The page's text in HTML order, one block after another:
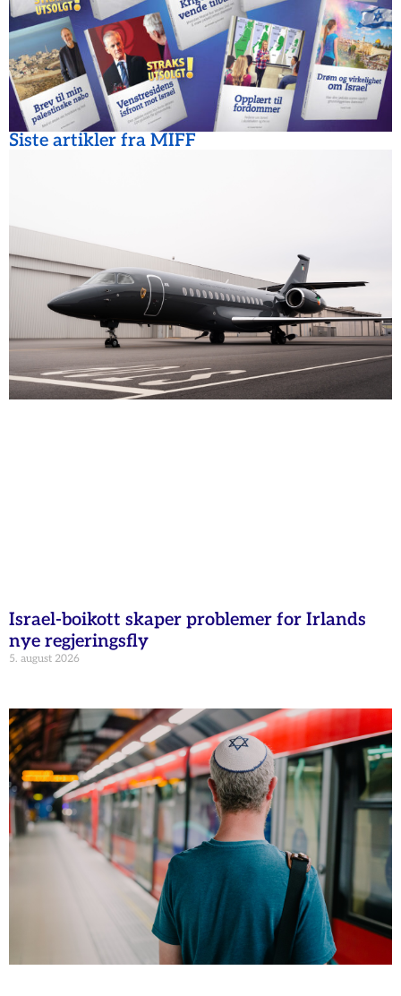
Siste artikler fra MIFF
Israel-boikott skaper problemer for Irlands
nye regjeringsfly
5. august 2026